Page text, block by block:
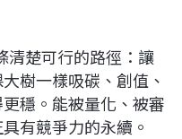
清楚可行的路徑：讓
樹一樣吸碳、創值、
穩。能被量化、被審
有競爭力的永續。